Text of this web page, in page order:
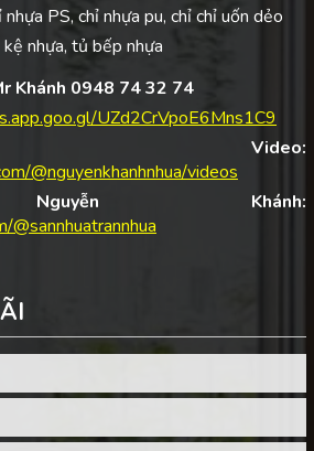
PS, chỉ nhựa pu, chỉ chỉ uốn dẻo
nhựa, tủ bếp nhựa
Khánh 0948 74 32 74
UZd2CrVpoE6Mns1C9
Video:
@nguyenkhanhnhua/videos
Khánh: